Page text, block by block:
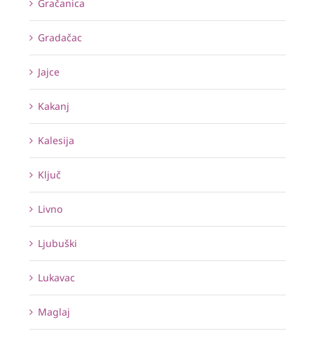
Gračanica
Gradačac
Jajce
Kakanj
Kalesija
Ključ
Livno
Ljubuški
Lukavac
Maglaj